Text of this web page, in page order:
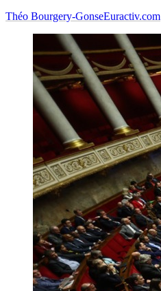
Théo Bourgery-GonseEuractiv.com